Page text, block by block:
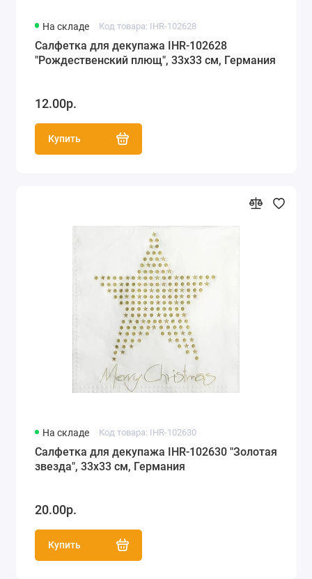
На складе Код товара: IHR-102628
Салфетка для декупажа IHR-102628
"Рождественский плющ", 33х33 см, Германия
12.00р.
Купить
На складе Код товара: IHR-102630
Салфетка для декупажа IHR-102630 "Золотая
звезда", 33х33 см, Германия
20.00р.
Купить